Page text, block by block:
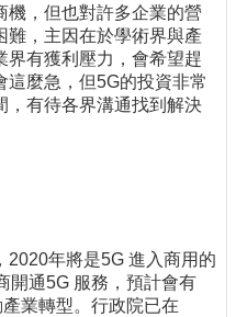
機，但也對許多企業的營
難，主因在於學術界與產
界有獲利壓力，會希望趕
麼急，但5G的投資非常
，有待各界溝通找到解決
2020年將是5G 進入商用的
開通5G 服務，預計會有
業轉型。行政院已在